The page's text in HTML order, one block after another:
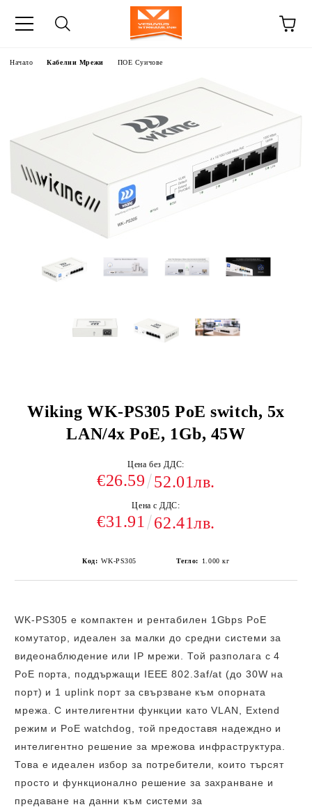
Начало Кабелни Мрежи ПОЕ Суичове
Wiking WK-PS305 PoE switch, 5x
LAN/4x PoE, 1Gb, 45W
Цена без ДДС:
€26.59 52.01лв.
Цена с ДДС:
€31.91 62.41лв.
Код: WK-PS305 Тегло: 1.000 кг
WK-PS305 е компактен и рентабилен 1Gbps PoE
комутатор, идеален за малки до средни системи за
видеонаблюдение или IP мрежи. Той разполага с 4
PoE порта, поддържащи IEEE 802.3af/at (до 30W на
порт) и 1 uplink порт за свързване към опорната
мрежа. С интелигентни функции като VLAN, Extend
режим и PoE watchdog, той предоставя надеждно и
интелигентно решение за мрежова инфраструктура.
Това е идеален избор за потребители, които търсят
просто и функционално решение за захранване и
предаване на данни към системи за